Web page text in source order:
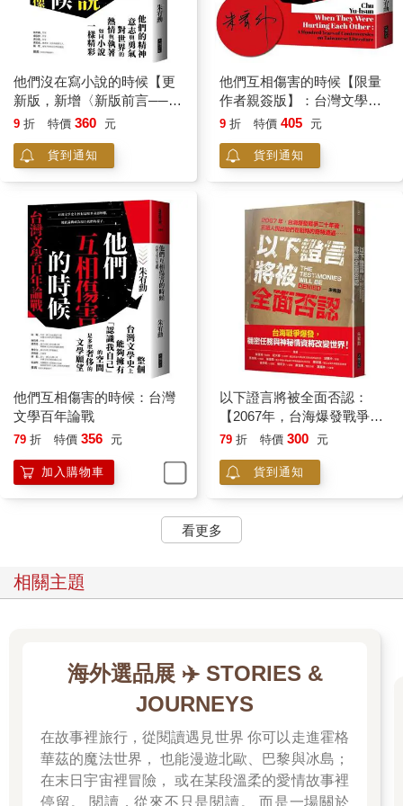
他們沒在寫小說的時候【更
新版，新增〈新版前言──遙
遠的回音〉】：戒嚴台灣小
9 折 特價 360 元
貨到通知
他們互相傷害的時候【限量
作者親簽版】：台灣文學百
年論戰
9 折 特價 405 元
貨到通知
他們互相傷害的時候：台灣
文學百年論戰
79 折 特價 356 元
加入購物車
以下證言將被全面否認：
【2067年，台海爆發戰爭二
十年後，五組人說出他們在
79 折 特價 300 元
貨到通知
看更多
相關主題
海外選品展 ✈️ STORIES &
JOURNEYS
在故事裡旅行，從閱讀遇見世界 你可以走進霍格
華茲的魔法世界， 也能漫遊北歐、巴黎與冰島；
在末日宇宙裡冒險， 或在某段溫柔的愛情故事裡
停留。 閱讀，從來不只是閱讀。 而是一場關於